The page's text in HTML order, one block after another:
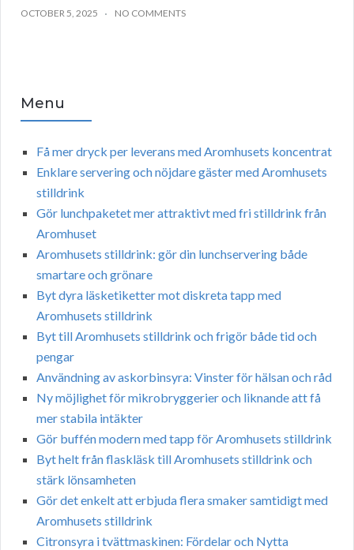
OCTOBER 5, 2025 NO COMMENTS
Menu
Få mer dryck per leverans med Aromhusets koncentrat
Enklare servering och nöjdare gäster med Aromhusets
stilldrink
Gör lunchpaketet mer attraktivt med fri stilldrink från
Aromhuset
Aromhusets stilldrink: gör din lunchservering både
smartare och grönare
Byt dyra läsketiketter mot diskreta tapp med
Aromhusets stilldrink
Byt till Aromhusets stilldrink och frigör både tid och
pengar
Användning av askorbinsyra: Vinster för hälsan och råd
Ny möjlighet för mikrobryggerier och liknande att få
mer stabila intäkter
Gör buffén modern med tapp för Aromhusets stilldrink
Byt helt från flaskläsk till Aromhusets stilldrink och
stärk lönsamheten
Gör det enkelt att erbjuda flera smaker samtidigt med
Aromhusets stilldrink
Citronsyra i tvättmaskinen: Fördelar och Nytta